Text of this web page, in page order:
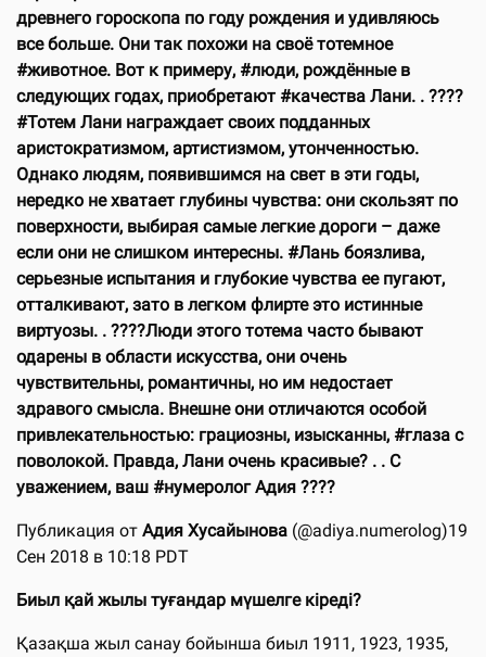
древнего гороскопа по году рождения и удивляюсь
все больше. Они так похожи на своё тотемное
#животное. Вот к примеру, #люди, рождённые в
следующих годах, приобретают #качества Лани. . ????
#Тотем Лани награждает своих подданных
аристократизмом, артистизмом, утонченностью.
Однако людям, появившимся на свет в эти годы,
нередко не хватает глубины чувства: они скользят по
поверхности, выбирая самые легкие дороги – даже
если они не слишком интересны. #Лань боязлива,
серьезные испытания и глубокие чувства ее пугают,
отталкивают, зато в легком флирте это истинные
виртуозы. . ????Люди этого тотема часто бывают
одарены в области искусства, они очень
чувствительны, романтичны, но им недостает
здравого смысла. Внешне они отличаются особой
привлекательностью: грациозны, изысканны, #глаза с
поволокой. Правда, Лани очень красивые? . . С
уважением, ваш #нумеролог Адия ????
Публикация от Адия Хусайынова (@adiya.numerolog)19
Сен 2018 в 10:18 PDT
Биыл қай жылы туғандар мүшелге кіреді?
Қазақша жыл санау бойынша биыл 1911, 1923, 1935,